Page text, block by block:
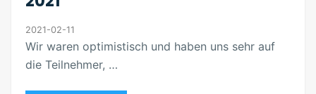
2021-02-11
Wir waren optimistisch und haben uns sehr auf
die Teilnehmer, …